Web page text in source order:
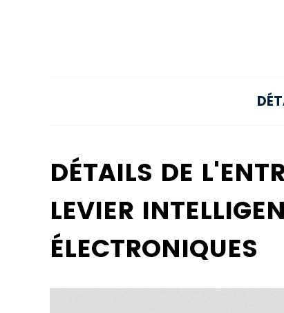
DÉTAILS DE
LEVIER
ÉLECTRONIQUES